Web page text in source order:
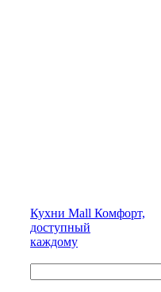
Кухни Mall Комфорт,
доступный
каждому